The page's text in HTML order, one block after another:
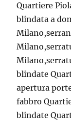
Quartiere
blindata a
blindate
apertura
fabbro
blindate